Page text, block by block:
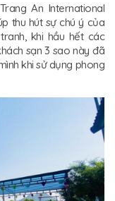
An International
thu hút sự chú ý của
khi hầu hết các
sạn 3 sao này đã
khi sử dụng phong